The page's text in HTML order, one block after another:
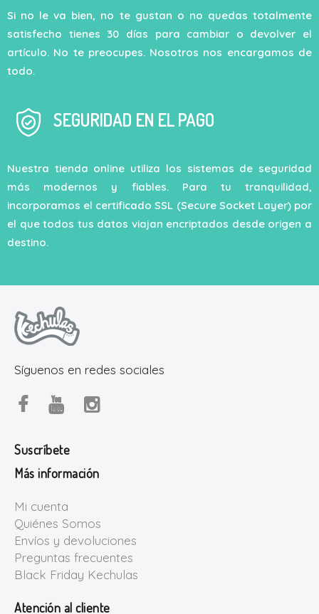
Si no le va bien, no te gustan o no quedas totalmente
satisfecho tienes 30 días para cambiar o devolver el
artículo. No te preocupes. Nosotros nos encargamos de
todo.
SEGURIDAD EN EL PAGO
Nuestra tienda online utiliza los sistemas de seguridad
más modernos y fiables. Para tu tranquilidad,
incorporamos el certificado SSL (Secure Socket Layer) por
el que todos tus datos viajan encriptados desde origen a
destino.
Síguenos en redes sociales
Suscríbete
Más información
Mi cuenta
Quiénes Somos
Envíos y devoluciones
Preguntas frecuentes
Black Friday Kechulas
Atención al cliente